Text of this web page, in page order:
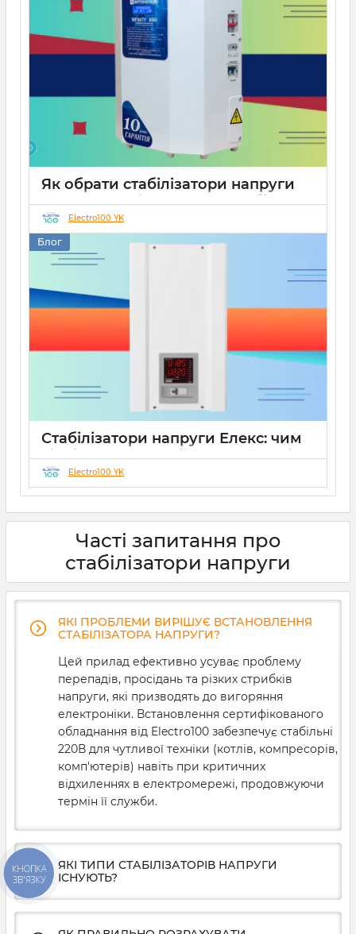
Як обрати стабілізатори напруги
Укртехнологія для дому чи бізнесу
26 08 2025
Electro100 YK
Блог
Стабілізатори напруги Елекс: чим
відрізняються серії Ампер, Герц і
Гібрид (огляд інженерів)
19 08 2025 0 10 хвилин
Electro100 YK
Часті запитання про
стабілізатори напруги
ЯКІ ПРОБЛЕМИ ВИРІШУЄ ВСТАНОВЛЕННЯ
СТАБІЛІЗАТОРА НАПРУГИ?
Цей прилад ефективно усуває проблему
перепадів, просідань та різких стрибків
напруги, які призводять до вигоряння
електроніки. Встановлення сертифікованого
обладнання від Electro100 забезпечує стабільні
220В для чутливої техніки (котлів, компресорів,
комп'ютерів) навіть при критичних
відхиленнях в електромережі, продовжуючи
термін її служби.
ЯКІ ТИПИ СТАБІЛІЗАТОРІВ НАПРУГИ
ІСНУЮТЬ?
КНОПКА
ЗВ'ЯЗКУ